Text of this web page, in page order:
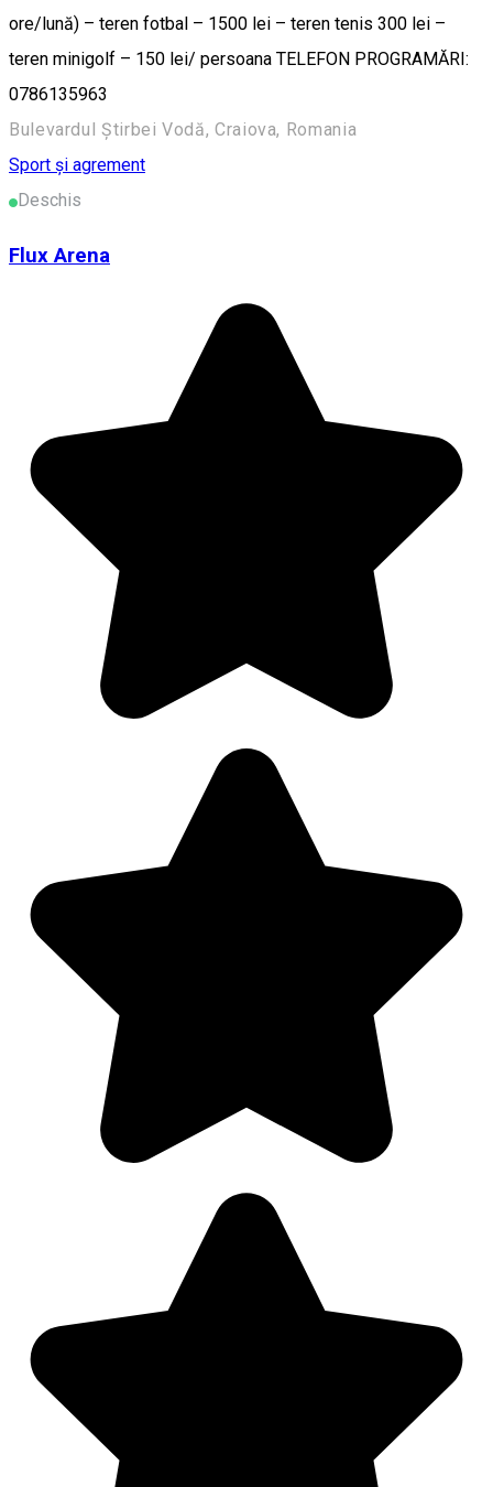
ore/lună) – teren fotbal – 1500 lei – teren tenis 300 lei –
teren minigolf – 150 lei/ persoana TELEFON PROGRAMĂRI:
0786135963
Bulevardul Știrbei Vodă, Craiova, Romania
Sport și agrement
Deschis
Flux Arena